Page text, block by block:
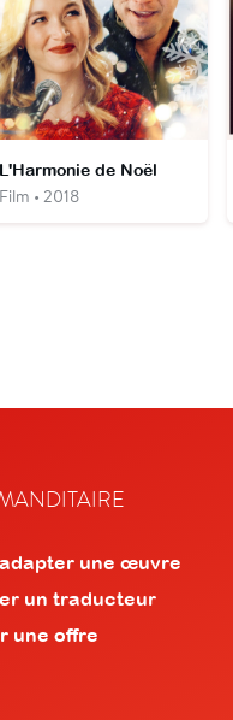
de Noël
• 2018
une œuvre
un traducteur
une offre